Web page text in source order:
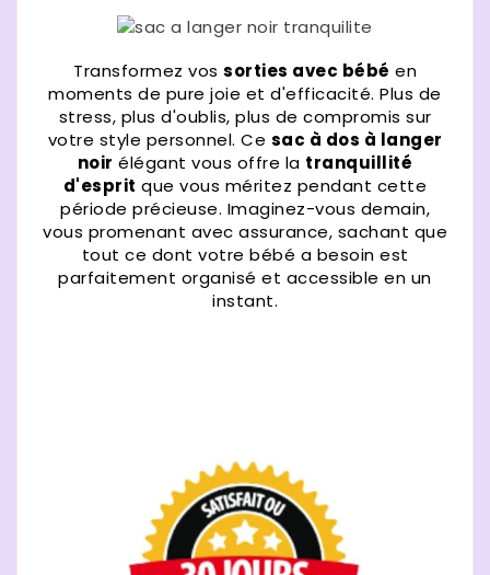
Transformez vos sorties avec bébé en
moments de pure joie et d'efficacité. Plus de
stress, plus d'oublis, plus de compromis sur
votre style personnel. Ce sac à dos à langer
noir élégant vous offre la tranquillité
d'esprit que vous méritez pendant cette
période précieuse. Imaginez-vous demain,
vous promenant avec assurance, sachant que
tout ce dont votre bébé a besoin est
parfaitement organisé et accessible en un
instant.